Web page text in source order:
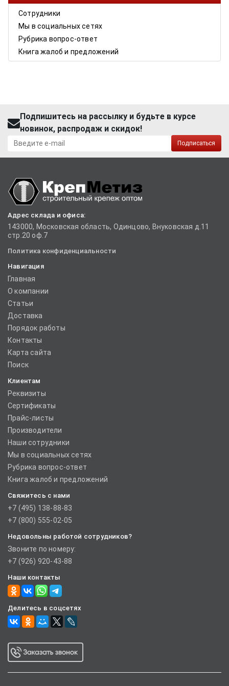
Сотрудники
Мы в социальных сетях
Рубрика вопрос-ответ
Книга жалоб и предложений
Подпишитесь на рассылку и будьте в курсе
новинок, распродаж и скидок!
Подписаться
Адрес склада и офиса:
143000, Московская область, Одинцово, Внуковская д.11
стр.20 оф.7
Политика конфиденциальности
Навигация
Главная
О компании
Статьи
Доставка
Порядок работы
Контакты
Карта сайта
Поиск
Клиентам
Реквизиты
Сертификаты
Прайс-листы
Производители
Наши сотрудники
Мы в социальных сетях
Рубрика вопрос-ответ
Книга жалоб и предложений
Свяжитесь с нами
+7 (495) 138-88-83
+7 (800) 555-02-05
Недовольны работой сотрудников?
Звоните по номеру:
+7 (926) 920-43-88
Наши контакты
Делитесь в соцсетях